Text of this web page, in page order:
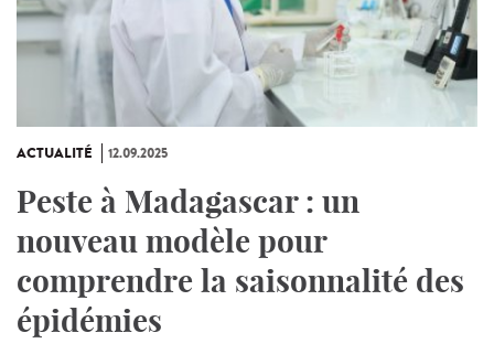
ACTUALITÉ 12.09.2025
Peste à Madagascar : un
nouveau modèle pour
comprendre la saisonnalité des
épidémies